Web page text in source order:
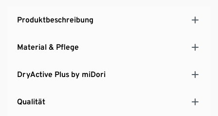
und hoher Tragekomfort
Produktbeschreibung
Material & Pflege
DryActive Plus by miDori
Qualität